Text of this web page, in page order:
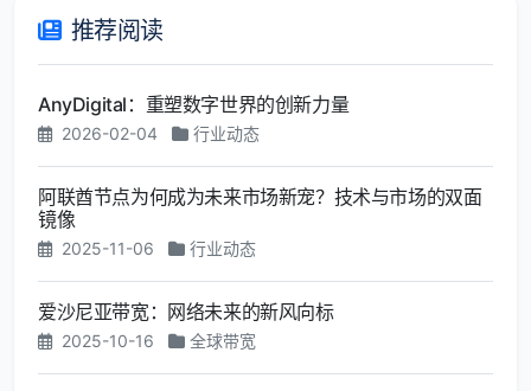
推荐阅读
AnyDigital：重塑数字世界的创新力量
2026-02-04 行业动态
阿联酋节点为何成为未来市场新宠？技术与市场的双面
镜像
2025-11-06 行业动态
爱沙尼亚带宽：网络未来的新风向标
2025-10-16 全球带宽